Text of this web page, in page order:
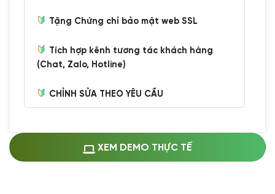
Tặng Chứng chỉ bảo mật web SSL
Tích hợp kênh tương tác khách hàng
(Chat, Zalo, Hotline)
CHỈNH SỬA THEO YÊU CẦU
Thay logo + thông tin doanh nghiệp
(+100.000 VND)
XEM DEMO THỰC TẾ